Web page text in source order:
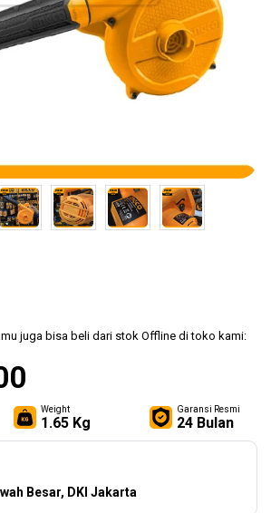
juga bisa beli dari stok Offline di toko kami:
Weight
1.65 Kg
Garansi Resmi
24 Bulan
Besar, DKI Jakarta